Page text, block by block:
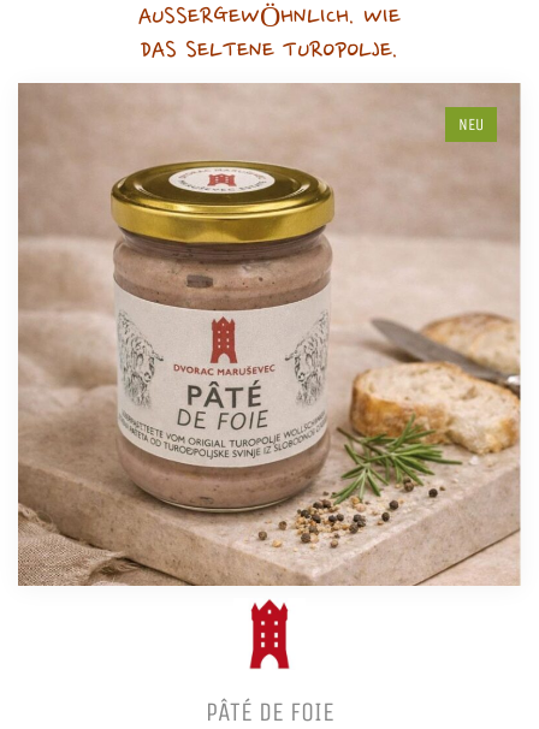
AUSSERGEWÖHNLICH. WIE
DAS SELTENE TUROPOLJE.
NEU
PÂTÉ DE FOIE